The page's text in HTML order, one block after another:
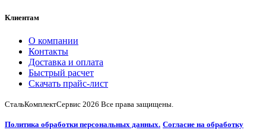
Клиентам
О компании
Контакты
Доставка и оплата
Быстрый расчет
Скачать прайс-лист
СтальКомплектСервис 2026 Все права защищены.
Политика обработки персональных данных. Согласие на обработку